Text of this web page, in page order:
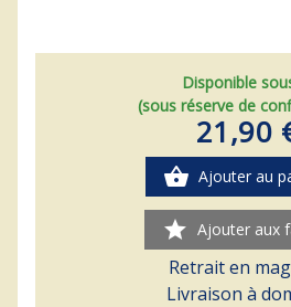
Disponible
(sous réserve de
21,90
shopping_basket Ajouter au
star Ajouter aux
Retrait en
Livraison à